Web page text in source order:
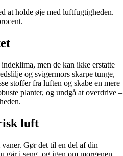
at holde øje med luftfugtigheden.
men de kan ikke erstatte
og svigermors skarpe tunge,
stoffer fra luften og skabe en mere
planter, og undgå at overdrive –
luft
Gør det til en del af din
går i seng, og igen om morgenen.